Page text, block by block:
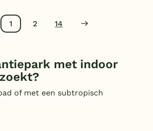
1 2 14
met indoor
of met een subtropisch